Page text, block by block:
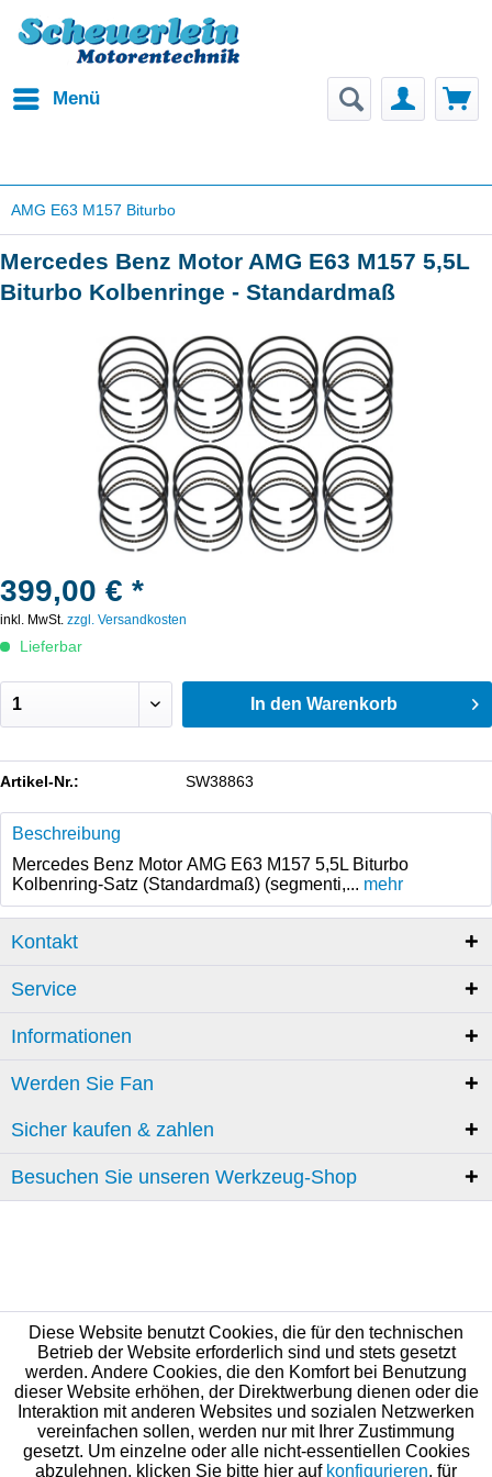
Menü
AMG E63 M157 Biturbo
Mercedes Benz Motor AMG E63 M157 5,5L
Biturbo Kolbenringe - Standardmaß
399,00 € *
inkl. MwSt. zzgl. Versandkosten
Lieferbar
In den Warenkorb
Artikel-Nr.: SW38863
Beschreibung
Mercedes Benz Motor AMG E63 M157 5,5L Biturbo
Kolbenring-Satz (Standardmaß) (segmenti,... mehr
Kontakt
Service
Informationen
Werden Sie Fan
Sicher kaufen & zahlen
Besuchen Sie unseren Werkzeug-Shop
Diese Website benutzt Cookies, die für den technischen
Betrieb der Website erforderlich sind und stets gesetzt
werden. Andere Cookies, die den Komfort bei Benutzung
dieser Website erhöhen, der Direktwerbung dienen oder die
Interaktion mit anderen Websites und sozialen Netzwerken
vereinfachen sollen, werden nur mit Ihrer Zustimmung
gesetzt. Um einzelne oder alle nicht-essentiellen Cookies
abzulehnen, klicken Sie bitte hier auf konfigurieren, für